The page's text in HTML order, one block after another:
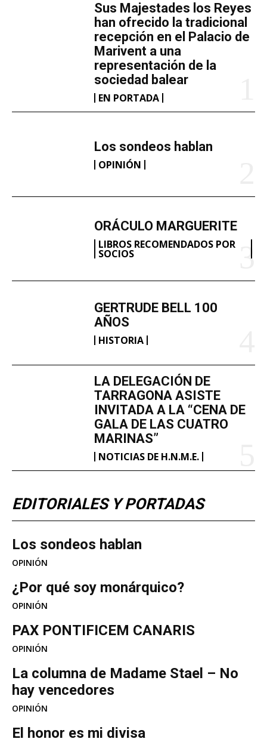
​Sus Majestades los Reyes
han ofrecido la tradicional
recepción en el Palacio de
Marivent​ a una
representación de la
sociedad balear
EN PORTADA
Los sondeos hablan
OPINIÓN
ORÁCULO MARGUERITE
LIBROS RECOMENDADOS POR
SOCIOS
GERTRUDE BELL 100
AÑOS
HISTORIA
LA DELEGACIÓN DE
TARRAGONA ASISTE
INVITADA A LA “CENA DE
GALA DE LAS CUATRO
MARINAS”
NOTICIAS DE H.N.M.E.
EDITORIALES Y PORTADAS
Los sondeos hablan
OPINIÓN
¿Por qué soy monárquico?
OPINIÓN
PAX PONTIFICEM CANARIS
OPINIÓN
La columna de Madame Stael – No
hay vencedores
OPINIÓN
El honor es mi divisa